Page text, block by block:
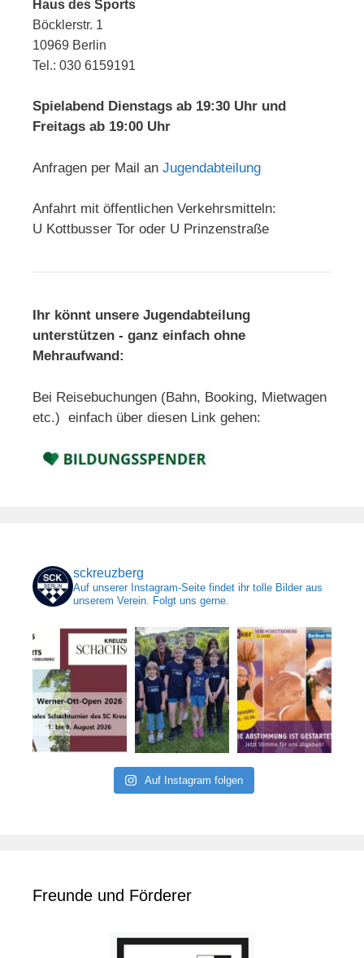
Haus des Sports
Böcklerstr. 1
10969 Berlin
Tel.: 030 6159191
Spielabend Dienstags ab 19:30 Uhr und
Freitags ab 19:00 Uhr
Anfragen per Mail an Jugendabteilung
Anfahrt mit öffentlichen Verkehrsmitteln:
U Kottbusser Tor oder U Prinzenstraße
Ihr könnt unsere Jugendabteilung
unterstützen - ganz einfach ohne
Mehraufwand:
Bei Reisebuchungen (Bahn, Booking, Mietwagen
etc.) einfach über diesen Link gehen:
sckreuzberg
Auf unserer Instagram-Seite findet ihr tolle Bilder aus
unserem Verein. Folgt uns gerne.
Auf Instagram folgen
Freunde und Förderer